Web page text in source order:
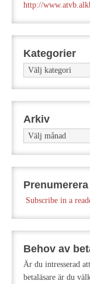
http://
Kategorier
Kategorier
Arkiv
Arkiv
Subscribe in a
Behov av
Är du intresserad
betaläsare är du